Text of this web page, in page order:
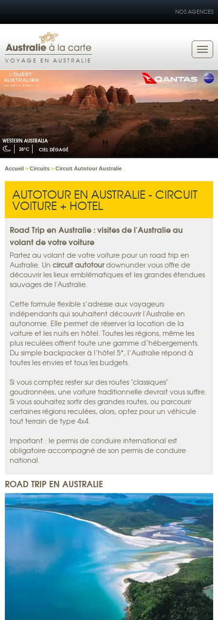
NOS AGENCES
VOYAGE EN AUSTRALIE
WESTERN AUSTRALIA
26°C CIEL DÉGAGÉ
Accueil > Circuits > Circuit Autotour Australie
AUTOTOUR EN AUSTRALIE - CIRCUIT
VOITURE + HOTEL
Road Trip en Australie : visites de l'Australie au
volant de votre voiture
Partez au volant de votre voiture pour un road trip en
Australie. Un circuit autotourdownunder vous offre de
découvrir les lieux emblématiques et les grandes étendues
sauvages de l'Australie.
Cette formule flexible s’adresse aux voyageurs
indépendants qui souhaitent découvrir l'Australie en
autonomie. Elle permet de réserver la location de la
voiture et les nuits en hôtel. Toutes les régions, même les
plus reculées offrent toute une gamme d’hébergements.
Du simple backpacker à l’hôtel 5*, l’Australie répond à
toutes les envies et tous les budgets.
Si vous comptez rester sur des routes "classiques"
goudronnées, une voiture traditionnelle devrait vous suffire.
Si vous souhaitez sortir des grandes routes, ou parcourir
certaines régions reculées, alors, optez pour un véhicule
tout terrain de type 4x4.
Important : le permis de conduire international est
obligatoire accompagné de son permis de conduire
national.
ROAD TRIP EN AUSTRALIE